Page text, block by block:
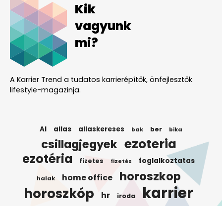
Kik
vagyunk
mi?
A Karrier Trend a tudatos karrierépítők, önfejlesztők
lifestyle-magazinja.
AI allas allaskereses bak ber bika
csillagjegyek ezoteria
ezotéria fizetes fizetés foglalkoztatas
halak home office horoszkop
horoszkóp hr iroda karrier